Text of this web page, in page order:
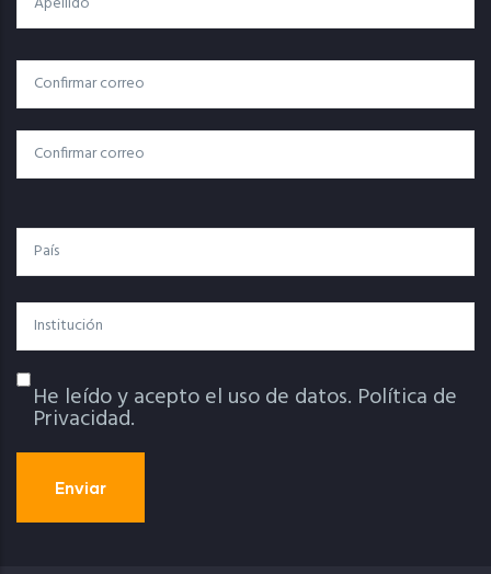
Correo
Electrónico
Correo Electrónico
Confirmar Correo
País
Institución
Política De Privacidad
He leído y acepto el uso de datos. Política de
Privacidad.